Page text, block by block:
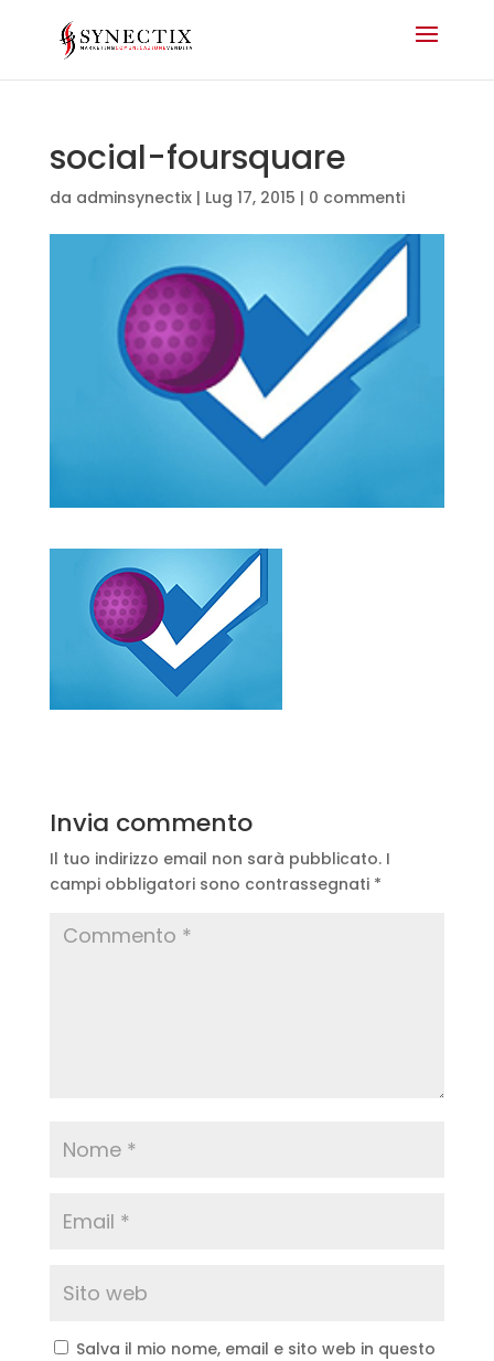
social-foursquare
da adminsynectix| Lug 17, 2015 | 0 commenti
Invia commento
Il tuo indirizzo email non sarà pubblicato. I
campi obbligatori sono contrassegnati *
Salva il mio nome, email e sito web in questo